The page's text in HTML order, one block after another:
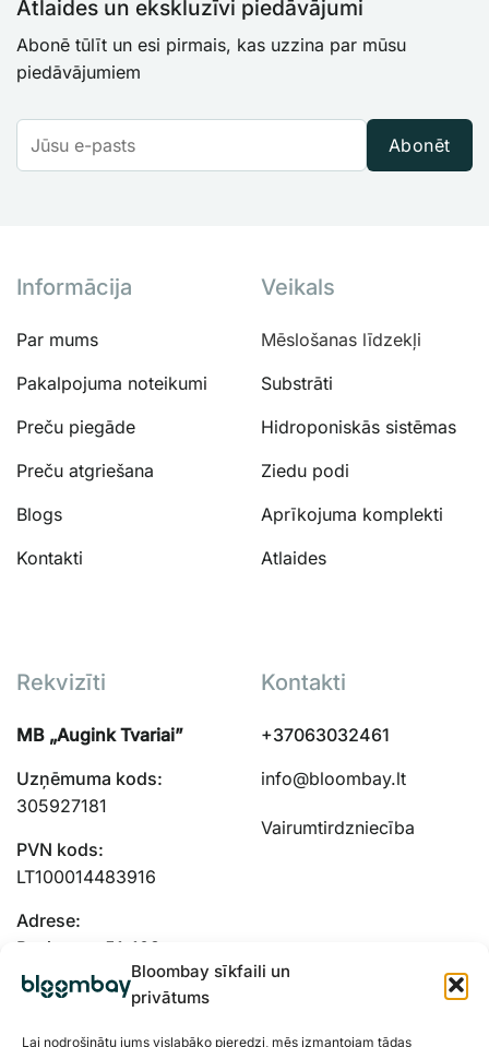
Bloombay sīkfaili un
privātums
Lai nodrošinātu jums vislabāko pieredzi, mēs izmantojam tādas
Atlaides un ekskluzīvi piedāvājumi
Abonē tūlīt un esi pirmais, kas uzzina par mūsu
piedāvājumiem
Abonēt
Informācija
Par mums
Pakalpojuma noteikumi
Preču piegāde
Preču atgriešana
Blogs
Kontakti
Veikals
Mēslošanas līdzekļi
Substrāti
Hidroponiskās sistēmas
Ziedu podi
Aprīkojuma komplekti
Atlaides
Rekvizīti
MB „Augink Tvariai”
Uzņēmuma kods:
305927181
PVN kods:
LT100014483916
Adrese:
Panieru g. 51-103,
Kauņas, 48334
Kontakti
+37063032461
info@bloombay.lt
Vairumtirdzniecība